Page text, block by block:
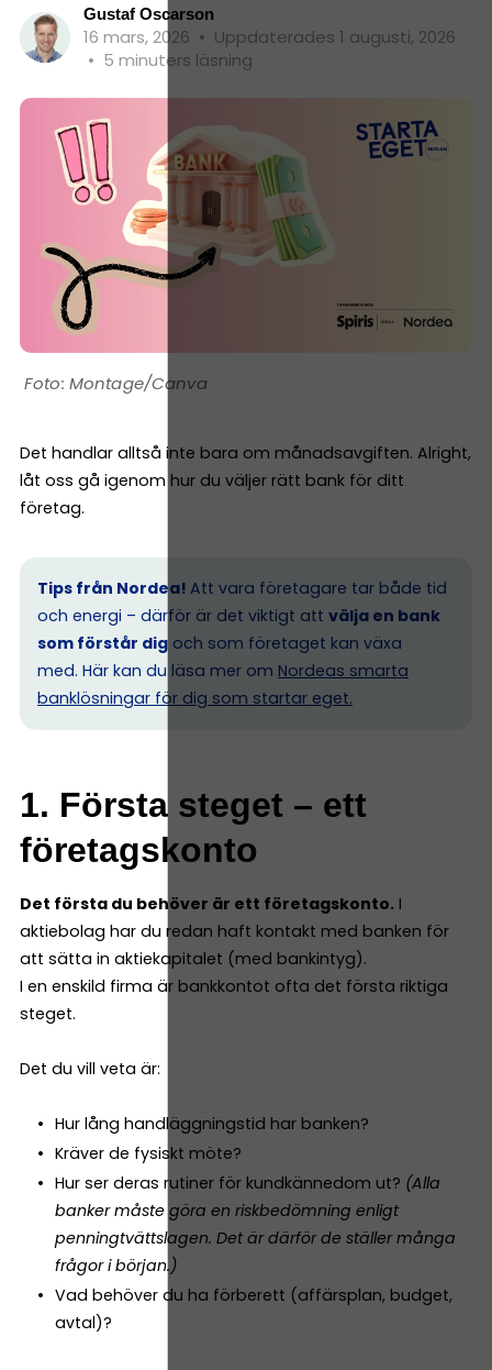
Gustaf Oscarson
16 mars, 2026 • Uppdaterades 1 augusti, 2026
• 5 minuters läsning
Montage/Canva
Det handlar alltså inte bara om månadsavgiften. Alright,
låt oss gå igenom hur du väljer rätt bank för ditt
företag.
Tips från Nordea! Att vara företagare tar både tid
och energi – därför är det viktigt att välja en bank
som förstår dig och som företaget kan växa
med. Här kan du läsa mer om Nordeas smarta
banklösningar för dig som startar eget.
1. Första steget – ett
företagskonto
Det första du behöver är ett företagskonto. I
aktiebolag har du redan haft kontakt med banken för
att sätta in aktiekapitalet (med bankintyg).
I en enskild firma är bankkontot ofta det första riktiga
steget.
Det du vill veta är:
Hur lång handläggningstid har banken?
Kräver de fysiskt möte?
Hur ser deras rutiner för kundkännedom ut? (Alla
banker måste göra en riskbedömning enligt
penningtvättslagen. Det är därför de ställer många
frågor i början.)
Vad behöver du ha förberett (affärsplan, budget,
avtal)?